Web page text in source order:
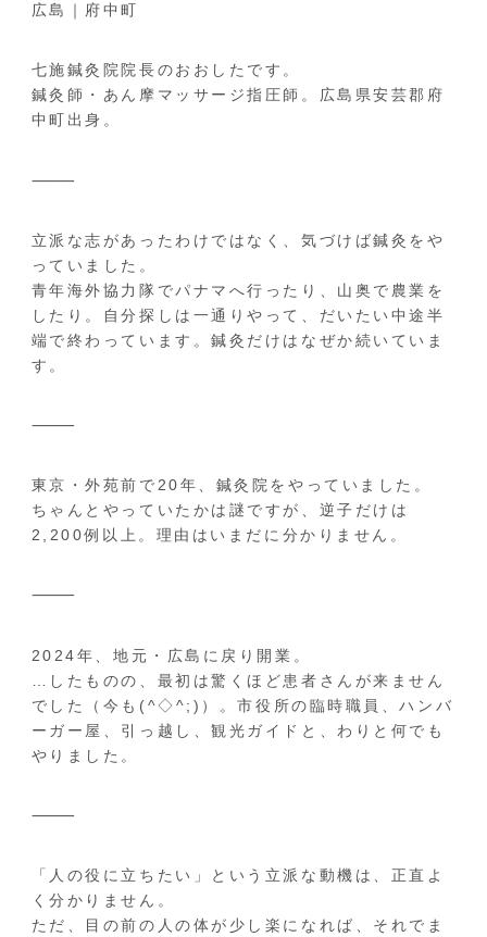
広島｜府中町
七施鍼灸院院長のおおしたです。
鍼灸師・あん摩マッサージ指圧師。広島県安芸郡府
中町出身。
⸻
立派な志があったわけではなく、気づけば鍼灸をや
っていました。
青年海外協力隊でパナマへ行ったり、山奥で農業を
したり。自分探しは一通りやって、だいたい中途半
端で終わっています。鍼灸だけはなぜか続いていま
す。
⸻
東京・外苑前で20年、鍼灸院をやっていました。
ちゃんとやっていたかは謎ですが、逆子だけは
2,200例以上。理由はいまだに分かりません。
⸻
2024年、地元・広島に戻り開業。
…したものの、最初は驚くほど患者さんが来ません
でした（今も(^◇^;)）。市役所の臨時職員、ハンバ
ーガー屋、引っ越し、観光ガイドと、わりと何でも
やりました。
⸻
「人の役に立ちたい」という立派な動機は、正直よ
く分かりません。
ただ、目の前の人の体が少し楽になれば、それでま